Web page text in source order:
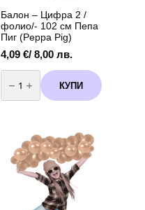
Балон – Цифра 2 /
фолио/- 102 см Пепа
Пиг (Peppa Pig)
4,09 €/ 8,00 лв.
количество
за
Балон
-
фолио/-
см
Пепа
Пиг
КУПИ